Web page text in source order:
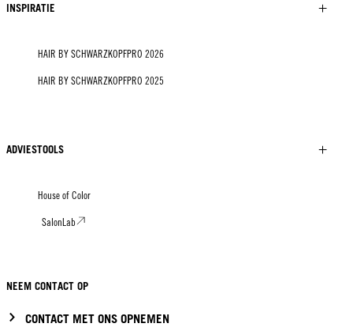
INSPIRATIE
HAIR BY SCHWARZKOPFPRO 2026
HAIR BY SCHWARZKOPFPRO 2025
ADVIESTOOLS
House of Color
SalonLab
NEEM CONTACT OP
CONTACT MET ONS OPNEMEN